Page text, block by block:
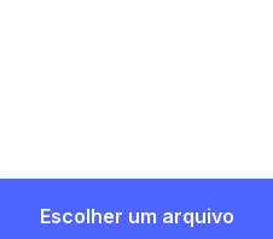
Escolher um arquivo